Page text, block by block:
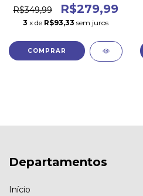
Roxa
R$349,99 R$279,99
3 x de R$93,33 sem juros
COMPRAR
Departamentos
Início